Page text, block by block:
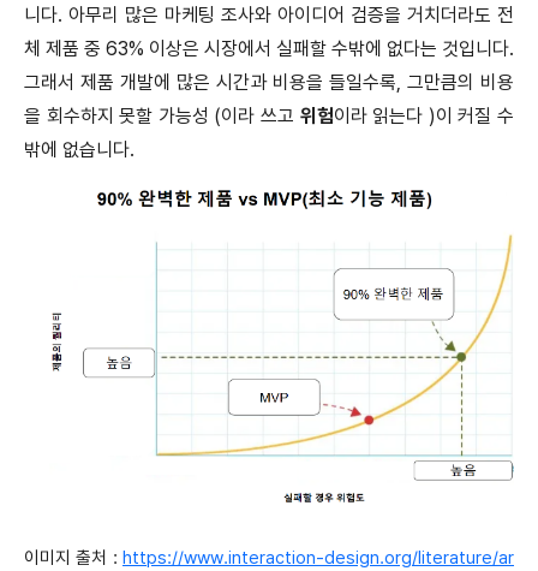
니다. 아무리 많은 마케팅 조사와 아이디어 검증을 거치더라도 전
체 제품 중 63% 이상은 시장에서 실패할 수밖에 없다는 것입니다.
그래서 제품 개발에 많은 시간과 비용을 들일수록, 그만큼의 비용
을 회수하지 못할 가능성 (이라 쓰고 위험이라 읽는다 )이 커질 수
밖에 없습니다.
이미지 출처 : https://www.interaction-design.org/literature/ar